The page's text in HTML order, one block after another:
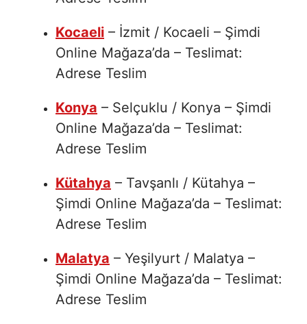
Kocaeli – İzmit / Kocaeli – Şimdi
Online Mağaza’da – Teslimat:
Adrese Teslim
Konya – Selçuklu / Konya – Şimdi
Online Mağaza’da – Teslimat:
Adrese Teslim
Kütahya – Tavşanlı / Kütahya –
Şimdi Online Mağaza’da – Teslimat:
Adrese Teslim
Malatya – Yeşilyurt / Malatya –
Şimdi Online Mağaza’da – Teslimat:
Adrese Teslim